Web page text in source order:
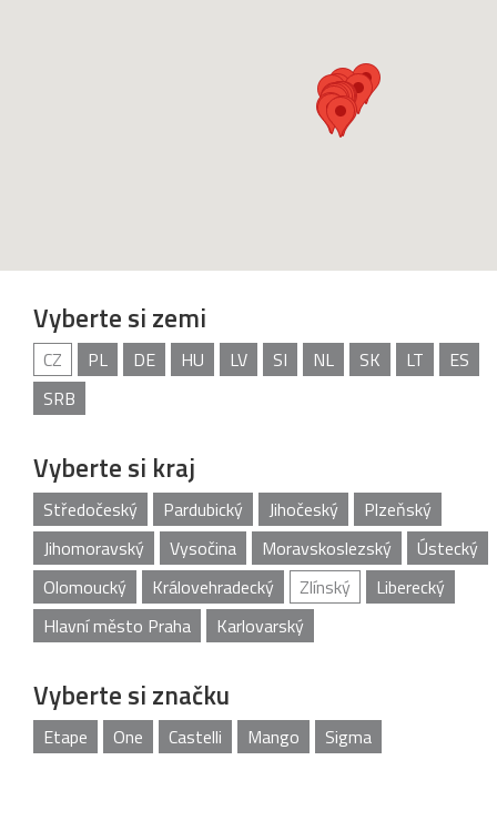
Vyberte si zemi
CZ PL DE HU LV SI NL SK LT
ES
SRB
Vyberte si kraj
Středočeský Pardubický Jihočeský
Plzeňský
Jihomoravský
Vysočina Moravskoslezský
Ústecký
Olomoucký
Královehradecký Zlínský
Liberecký
Hlavní město Praha
Karlovarský
Vyberte si značku
Etape One Castelli Mango Sigma